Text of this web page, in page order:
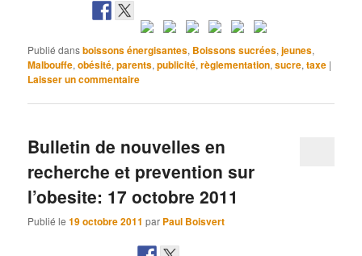
Publié dansboissons énergisantes, Boissons sucrées,jeunes,
Malbouffe,obésité,parents,publicité,règlementation,sucre,taxe |
Laisser un commentaire
Bulletin de nouvelles en
recherche et prevention sur
l’obesite: 17 octobre 2011
Publié le19 octobre 2011 par Paul Boisvert